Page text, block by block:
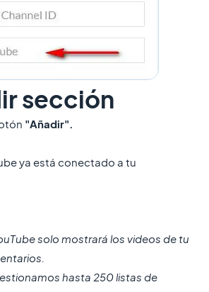
sección
"Añadir".
ya está conectado a tu
solo mostrará los videos de tu
hasta 250 listas de